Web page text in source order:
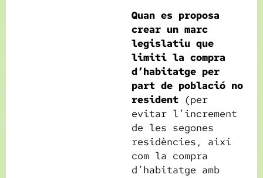
Quan es proposa
crear un marc
legislatiu que
limiti la compra
d’habitatge per
part de població no
resident (per
evitar l’increment
de les segones
residències, així
com la compra
d’habitatge amb